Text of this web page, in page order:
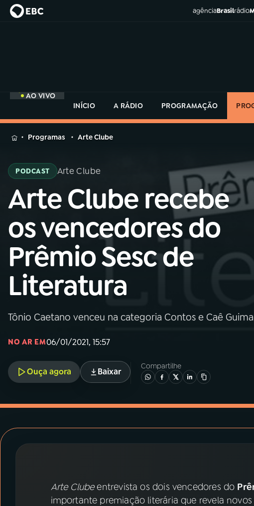
agênciaBrasilrádio
AO VIVO
INÍCIO
A RÁDIO PROGRAMAÇÃO
MENU
Buscar
na
Rádio
MEC
01INÍCIO
02A RÁDIO
03PROGRAMAÇÃO
05PODCASTS
PRÊMIO RÁDIO MEC
na
Rádio
Programas Arte Clube
PODCAST Arte Clube
Arte Clube recebe
os vencedores do
Prêmio Sesc de
Literatura
Tônio Caetano venceu na categoria Contos e Caê
NO AR EM06/01/2021, 15:57
Ouça agora Baixar
Compartilhe
Arte Clubeentrevista os dois vencedores do
importante premiação literária que revela